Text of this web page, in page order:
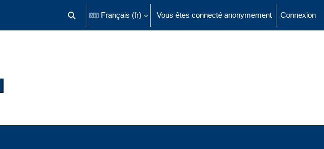
Activer/désactiver la saisie de recherche
Français ‎(fr)‎ Vous êtes connecté anonymement Connexion